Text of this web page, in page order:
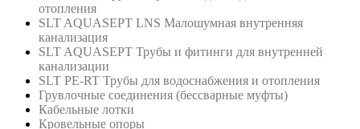
отопления
SLT AQUASEPT LNS Малошумная внутренняя
канализация
SLT AQUASEPT Трубы и фитинги для внутренней
канализации
SLT PE-RT Трубы для водоснабжения и отопления
Грувлочные соединения (бессварные муфты)
Кабельные лотки
Кровельные опоры